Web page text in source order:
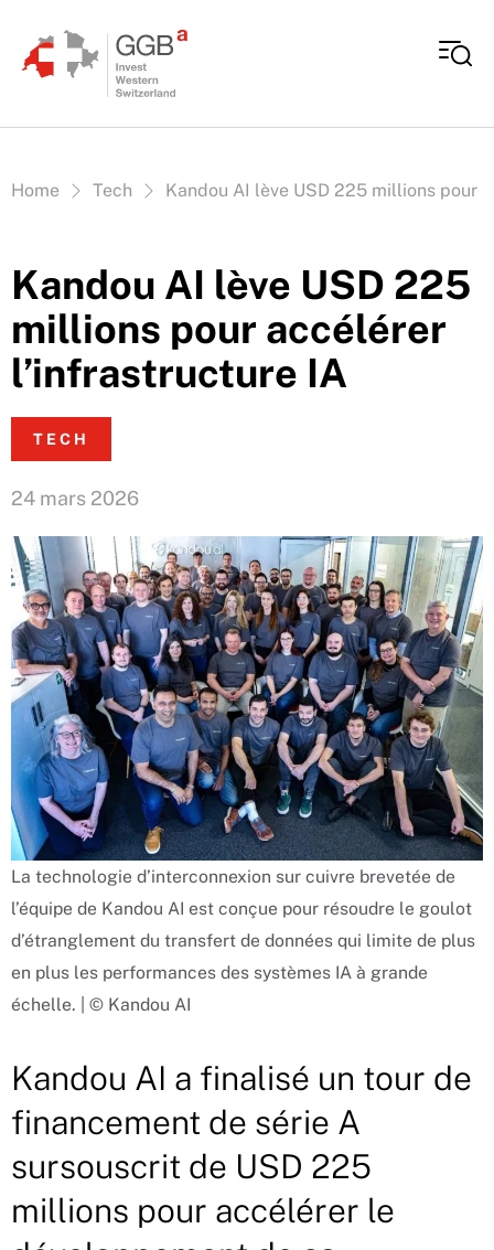
Vous êtes ici:
Home Tech Kandou AI lève USD 225 millions pour
Kandou AI lève USD 225
millions pour accélérer
l’infrastructure IA
TECH
24 mars 2026
La technologie d’interconnexion sur cuivre brevetée de
l’équipe de Kandou AI est conçue pour résoudre le goulot
d’étranglement du transfert de données qui limite de plus
en plus les performances des systèmes IA à grande
échelle. | © Kandou AI
Kandou AI a finalisé un tour de
financement de série A
sursouscrit de USD 225
millions pour accélérer le